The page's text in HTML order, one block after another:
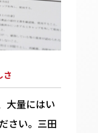
さ
大量にはい
さい。三田